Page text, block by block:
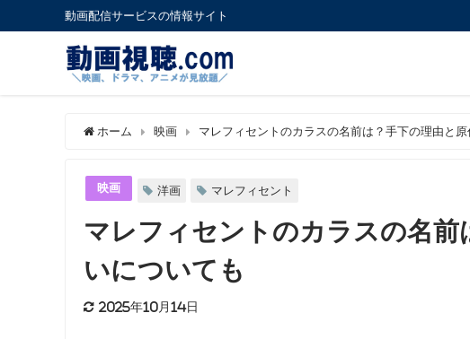
動画配信サービスの情報サイト
ホーム 映画 マレフィセントのカラスの名前は？手下の理由と
映画 洋画 マレフィセント
マレフィセントのカラスの名前
いについても
2025年10月14日